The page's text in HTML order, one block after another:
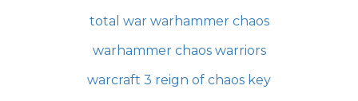
total war warhammer chaos
warhammer chaos warriors
warcraft 3 reign of chaos key